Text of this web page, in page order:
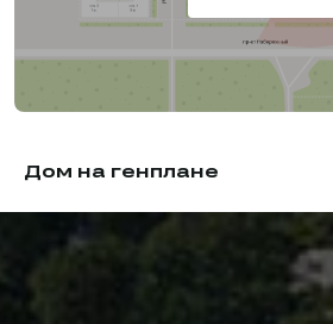
Дом на генплане